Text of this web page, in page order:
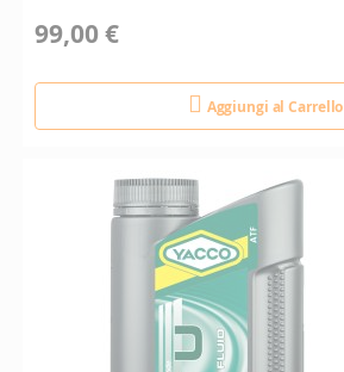
99,00 €
Aggiungi al Carrello